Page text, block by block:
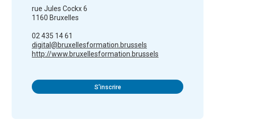
rue Jules Cockx 6
1160 Bruxelles
02 435 14 61
digital@bruxellesformation.brussels
http://www.bruxellesformation.brussels
S'inscrire